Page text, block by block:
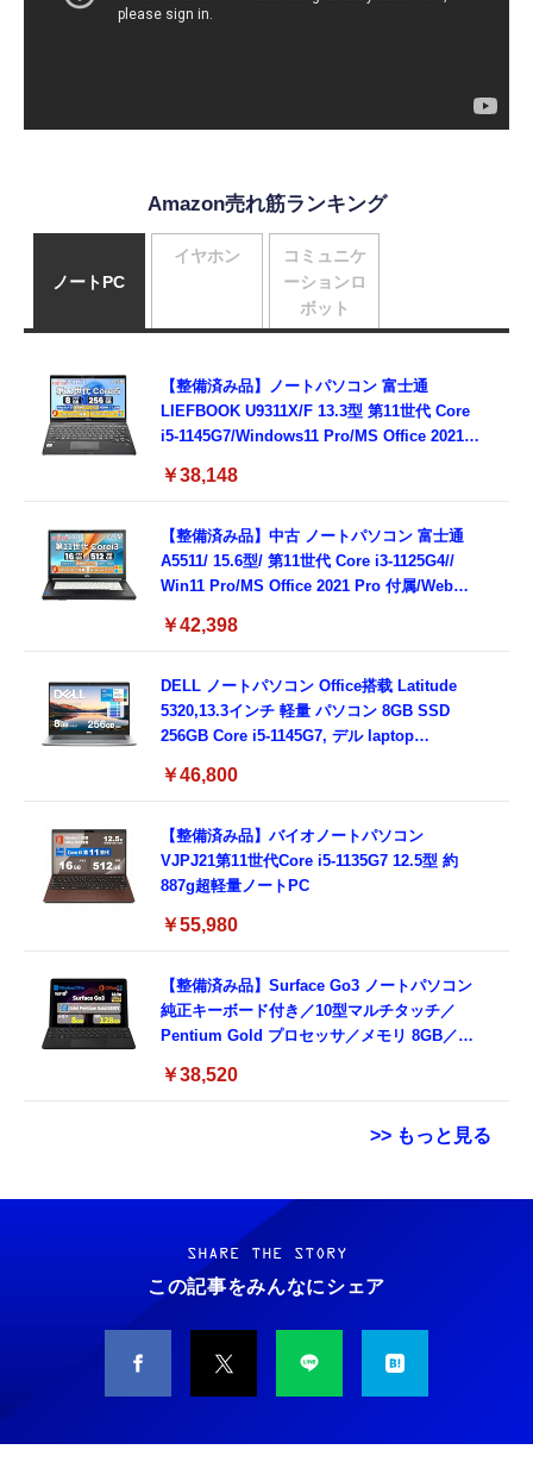
Amazon売れ筋ランキング
ノートPC
【整備済み品】ノートパソコン 富士通
LIEFBOOK U9311X/F 13.3型 第11世代 Core
i5-1145G7/Windows11 Pro/MS Office 2021搭
Type-C/360度回転対応/有線静音マウス付
8GB,SSD256GB)
￥38,148
【整備済み品】中古 ノートパソコン 富士通
A5511/ 15.6型/ 第11世代 Core i3-1125G4//
Win11 Pro/MS Office 2021 Pro 付属/Webカ
3.0)/ 有線静音マウス付属/ 180日保証（メモリ
￥42,398
DELL ノートパソコン Office搭载 Latitude
5320,13.3インチ 軽量 パソコン 8GB SSD
256GB Core i5-1145G7, デル laptop
ド付き (整備済み品)
￥46,800
【整備済み品】バイオノートパソコン
VJPJ21第11世代Core i5-1135G7 12.5型 約
887g超軽量ノートPC
￥55,980
【整備済み品】Surface Go3 ノートパソコン
純正キーボード付き／10型マルチタッチ／
Pentium Gold プロセッサ／メモリ 8GB／
Bluetooth5.0／USB-C／1080p顔認証カメラ
￥38,520
>> もっと見る
イヤホン
Grithope イヤホン タイプC【2026新モデル
耐久性】 有線イヤホン マイク付き HiFi音質
ノイズ低減 重低音 遅延なし
￥949
タイプc 寝ホンイヤホン 寝ホン type-c 有線
睡眠用イヤホン 【音質強化バージョン
￥2,199
コミュニケ
ーションロ
ボット
霊界コミュニケーションロボット BAKETAN
WARASHI ばけたん ワラシ 改 KAI
￥5,400
M10SR AIペット（コミュニケーションロボッ
ト）
SHARE THE STORY
この記事をみんなにシェア